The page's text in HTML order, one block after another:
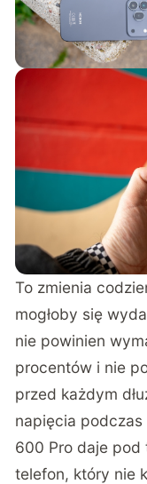
To zmienia
mogłoby się
nie powinien
procentów i nie
przed każdym
napięcia podczas
600 Pro daje pod
telefon, który nie